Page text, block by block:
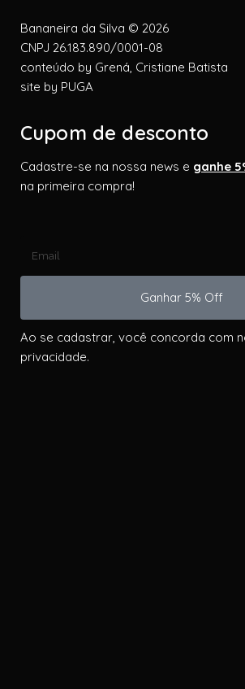
Bananeira da Silva © 2026
CNPJ 26.183.890/0001-08
conteúdo by Grená, Cristiane Batista
site by PUGA
Cupom de desconto
Cadastre-se na nossa news e ganhe
na primeira compra!
Ganhar 5% Off
Ao se cadastrar, você concorda com
privacidade.